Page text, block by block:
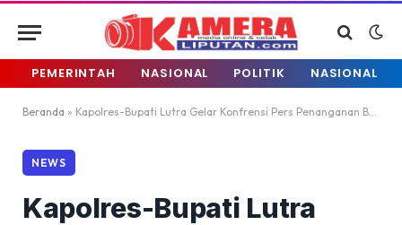
PEMERINTAH NASIONAL POLITIK NASIONAL
Beranda » Kapolres-Bupati Lutra Gelar Konfrensi Pers Penanganan Banjir
NEWS
Kapolres-Bupati Lutra